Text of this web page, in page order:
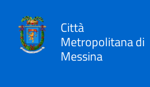
Città
Metropolitana di
Messina